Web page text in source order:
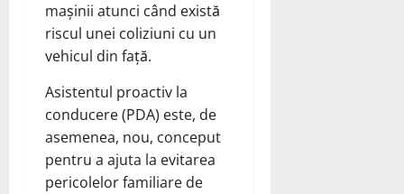
mașinii atunci când există
riscul unei coliziuni cu un
vehicul din față.
Asistentul proactiv la
conducere (PDA) este, de
asemenea, nou, conceput
pentru a ajuta la evitarea
pericolelor familiare de